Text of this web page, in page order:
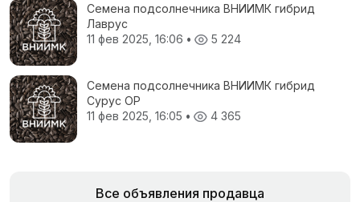
Семена подсолнечника ВНИИМК гибрид
Лаврус
11 фев 2025, 16:06 • 5 224
Семена подсолнечника ВНИИМК гибрид
Сурус ОР
11 фев 2025, 16:05 • 4 365
Все объявления продавца